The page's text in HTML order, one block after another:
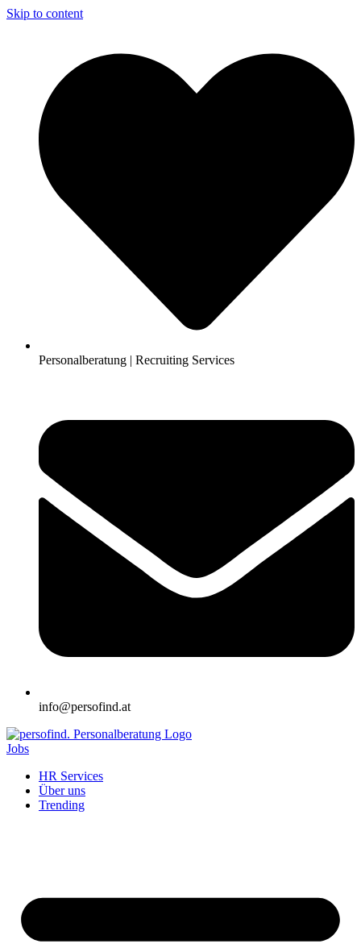
Skip to content
Personalberatung | Recruiting Services
info@persofind.at
Jobs
HR Services
Über uns
Trending